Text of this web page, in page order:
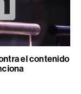
el contenido